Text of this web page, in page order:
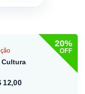
20%
OFF
Cultura
12,00